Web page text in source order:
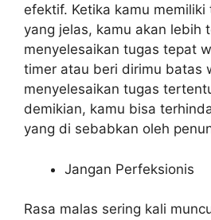
efektif. Ketika kamu
yang jelas, kamu akan lebih
menyelesaikan tugas tepat
timer atau beri dirimu batas
menyelesaikan tugas
demikian, kamu bisa
yang di sebabkan oleh
Jangan Perfeksionis
Rasa malas sering kali